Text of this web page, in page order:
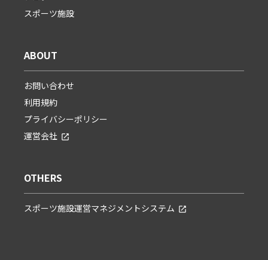
スポーツ施設
ABOUT
お問い合わせ
利用規約
プライバシーポリシー
運営会社
OTHERS
スポーツ施設運営マネジメントシステム